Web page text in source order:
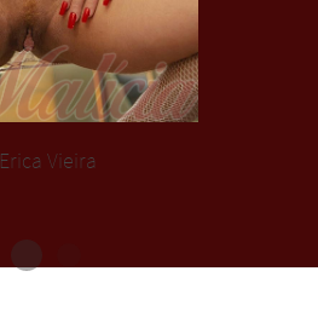
Erica Vieira